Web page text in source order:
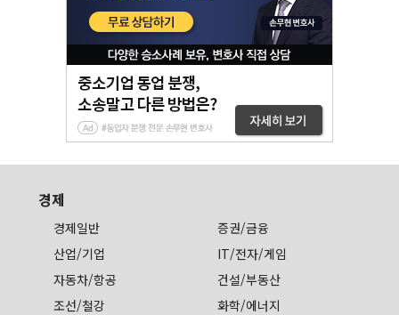
경제
경제일반
증권/금융
산업/기업
IT/전자/게임
자동차/항공
건설/부동산
조선/철강
화학/에너지